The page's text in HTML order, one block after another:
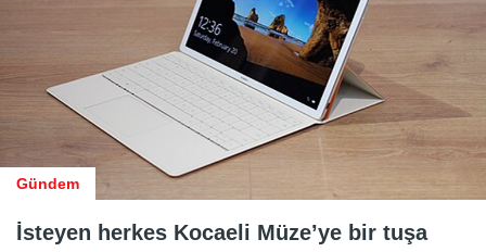
Gündem
İsteyen herkes Kocaeli Müze’ye bir tuşa